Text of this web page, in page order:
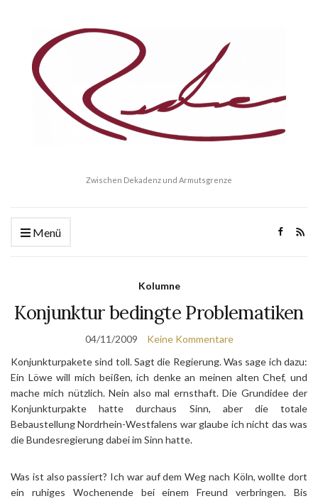
Zwischen Dekadenz und Armutsgrenze
Menü
Kolumne
Konjunktur bedingte Problematiken
04/11/2009
Keine Kommentare
Konjunkturpakete sind toll. Sagt die Regierung. Was sage ich dazu:
Ein Löwe will mich beißen, ich denke an meinen alten Chef, und
mache mich nützlich. Nein also mal ernsthaft. Die Grundidee der
Konjunkturpakte hatte durchaus Sinn, aber die totale
Bebaustellung Nordrhein-Westfalens war glaube ich nicht das was
die Bundesregierung dabei im Sinn hatte.
Was ist also passiert? Ich war auf dem Weg nach Köln, wollte dort
ein ruhiges Wochenende bei einem Freund verbringen. Bis